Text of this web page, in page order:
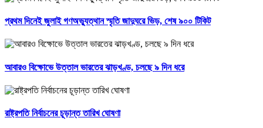
প্রথম দিনেই জুলাই গণঅভ্যুত্থান স্মৃতি জাদুঘরে ভিড়, শেষ ৯০০ টিকিট
আবারও বিক্ষোভে উত্তাল ভারতের ঝাড়খণ্ড, চলছে ৯ দিন ধরে
রাষ্ট্রপতি নির্বাচনের চূড়ান্ত তারিখ ঘোষণা